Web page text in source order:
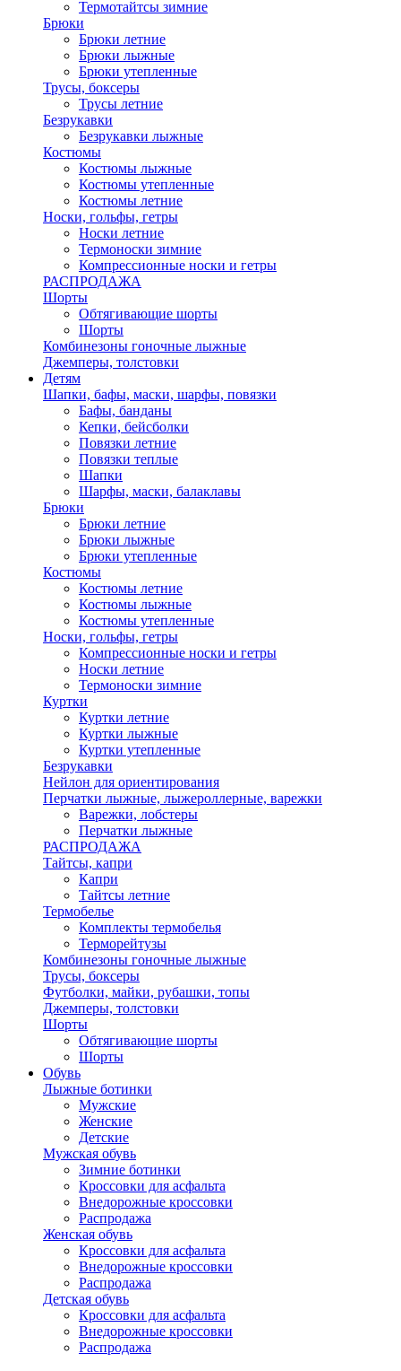
Термотайтсы зимние
Брюки
Брюки летние
Брюки лыжные
Брюки утепленные
Трусы, боксеры
Трусы летние
Безрукавки
Безрукавки лыжные
Костюмы
Костюмы лыжные
Костюмы утепленные
Костюмы летние
Носки, гольфы, гетры
Носки летние
Термоноски зимние
Компрессионные носки и гетры
РАСПРОДАЖА
Шорты
Обтягивающие шорты
Шорты
Комбинезоны гоночные лыжные
Джемперы, толстовки
Детям
Шапки, бафы, маски, шарфы, повязки
Бафы, банданы
Кепки, бейсболки
Повязки летние
Повязки теплые
Шапки
Шарфы, маски, балаклавы
Брюки
Брюки летние
Брюки лыжные
Брюки утепленные
Костюмы
Костюмы летние
Костюмы лыжные
Костюмы утепленные
Носки, гольфы, гетры
Компрессионные носки и гетры
Носки летние
Термоноски зимние
Куртки
Куртки летние
Куртки лыжные
Куртки утепленные
Безрукавки
Нейлон для ориентирования
Перчатки лыжные, лыжероллерные, варежки
Варежки, лобстеры
Перчатки лыжные
РАСПРОДАЖА
Тайтсы, капри
Капри
Тайтсы летние
Термобелье
Комплекты термобелья
Терморейтузы
Комбинезоны гоночные лыжные
Трусы, боксеры
Футболки, майки, рубашки, топы
Джемперы, толстовки
Шорты
Обтягивающие шорты
Шорты
Обувь
Лыжные ботинки
Мужские
Женские
Детские
Мужская обувь
Зимние ботинки
Кроссовки для асфальта
Внедорожные кроссовки
Распродажа
Женская обувь
Кроссовки для асфальта
Внедорожные кроссовки
Распродажа
Детская обувь
Кроссовки для асфальта
Внедорожные кроссовки
Распродажа